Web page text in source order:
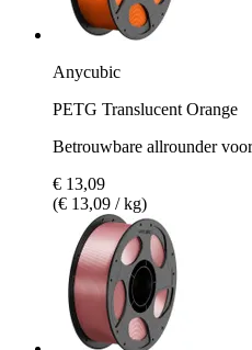
Anycubic
PETG Translucent Orange
Betrouwbare allrounder
€ 13,09
(€ 13,09 / kg)